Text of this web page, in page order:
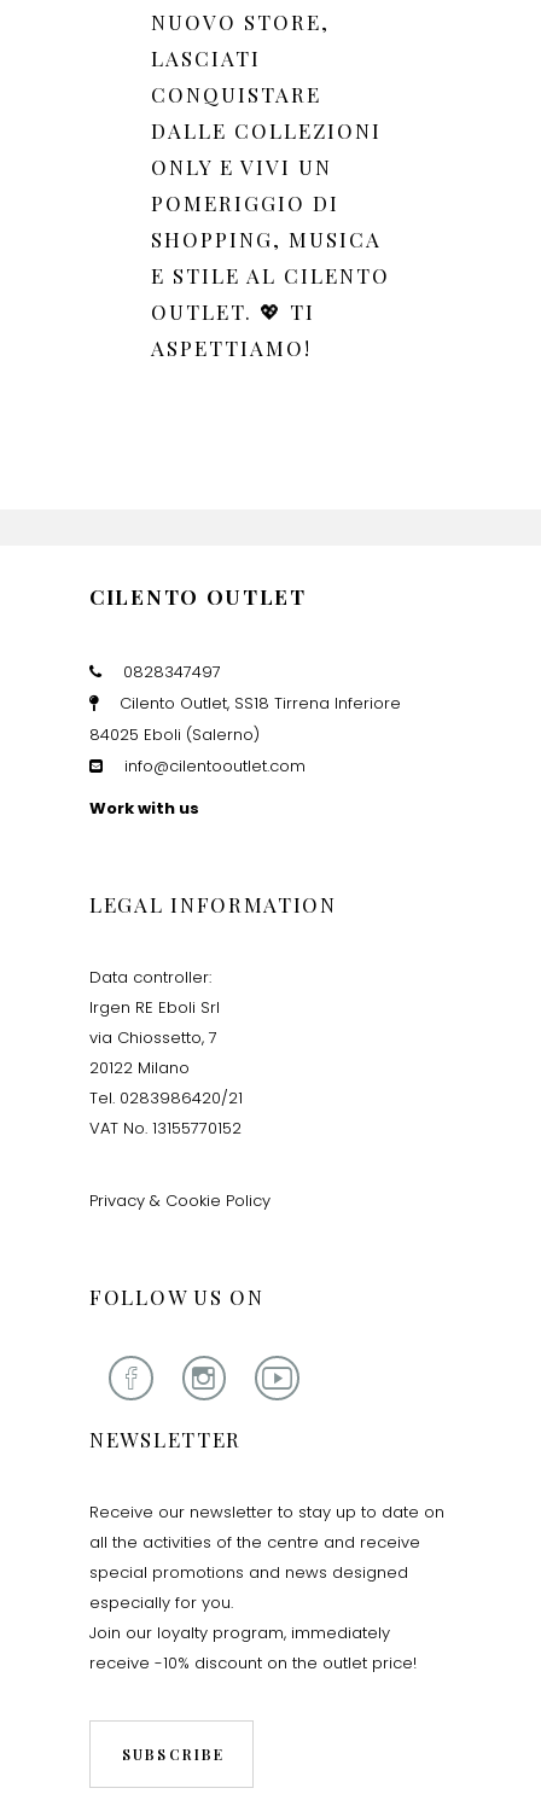
NUOVO STORE,
LASCIATI
CONQUISTARE
DALLE COLLEZIONI
ONLY E VIVI UN
POMERIGGIO DI
SHOPPING, MUSICA
E STILE AL CILENTO
OUTLET. 💖 TI
ASPETTIAMO!
CILENTO OUTLET
0828347497
Cilento Outlet, SS18 Tirrena Inferiore
84025 Eboli (Salerno)
info@cilentooutlet.com
Work with us
LEGAL INFORMATION
Data controller:
Irgen RE Eboli Srl
via Chiossetto, 7
20122 Milano
Tel. 0283986420/21
VAT No. 13155770152
Privacy & Cookie Policy
FOLLOW US ON
NEWSLETTER
Receive our newsletter to stay up to date on
all the activities of the centre and receive
special promotions and news designed
especially for you.
Join our loyalty program, immediately
receive -10% discount on the outlet price!
SUBSCRIBE